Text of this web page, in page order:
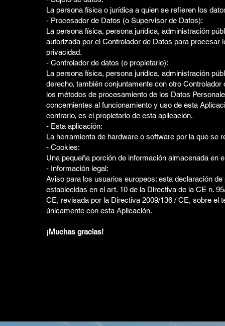
La persona física o jurídica a quien se refieren los
- Procesador de Datos (o Supervisor de Datos):
La persona física, persona jurídica, administración
autorizada por el Controlador de Datos para
privacidad.
- Controlador de datos (o propietario):
La persona física, persona jurídica, administración
derecho, también conjuntamente con otro
los métodos de procesamiento de los Datos
concernientes al funcionamiento y uso de esta
contrario, es el propietario de esta aplicación.
- Esta aplicación:
La herramienta de hardware o software por la que se
- Cookies:
Una pequeña porción de información almacenada en
- Información legal:
Aviso para los usuarios europeos: esta declaración
establecidas en el art. 10 de la Directiva de la CE n.
CE, revisada por la Directiva 2009/136 / CE, sobre el
únicamente con esta Aplicación.
¡Muchas gracias!